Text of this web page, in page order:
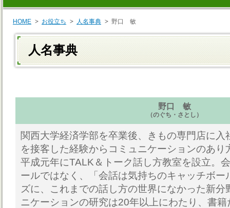
HOME お役立ち 人名事典 野口 敏
人名事典
野口 敏
（のぐち・さとし）
関西大学経済学部を卒業後、きもの専門店に入
を接客した経験からコミュニケーションのあり
平成元年にTALK＆トーク話し方教室を設立。
ールではなく、「会話は気持ちのキャッチボー
ズに、これまでの話し方の世界になかった新分
ニケーションの研究は20年以上にわたり、書